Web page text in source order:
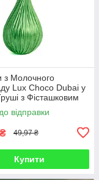
з Молочного
Lux Choco Dubai у
з Фісташковим
штук по 25 г
кг Об'єднані
відправки
₴ 49,97 ₴
Купити